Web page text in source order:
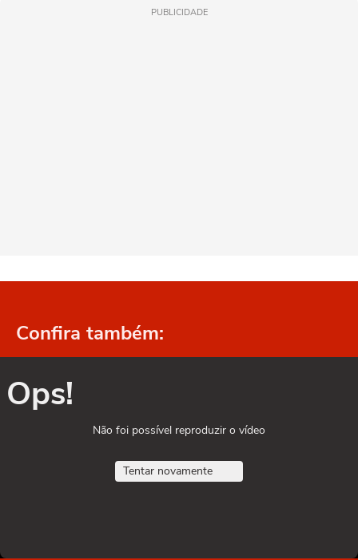
PUBLICIDADE
Confira também:
Ops!
Não foi possível reproduzir o vídeo
Tentar novamente